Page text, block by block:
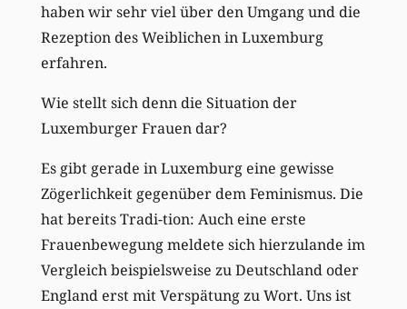
haben wir sehr viel über den Umgang und die
Rezeption des Weiblichen in Luxemburg
erfahren.
Wie stellt sich denn die Situation der
Luxemburger Frauen dar?
Es gibt gerade in Luxemburg eine gewisse
Zögerlichkeit gegenüber dem Feminismus. Die
hat bereits Tradi-tion: Auch eine erste
Frauenbewegung meldete sich hierzulande im
Vergleich beispielsweise zu Deutschland oder
England erst mit Verspätung zu Wort. Uns ist